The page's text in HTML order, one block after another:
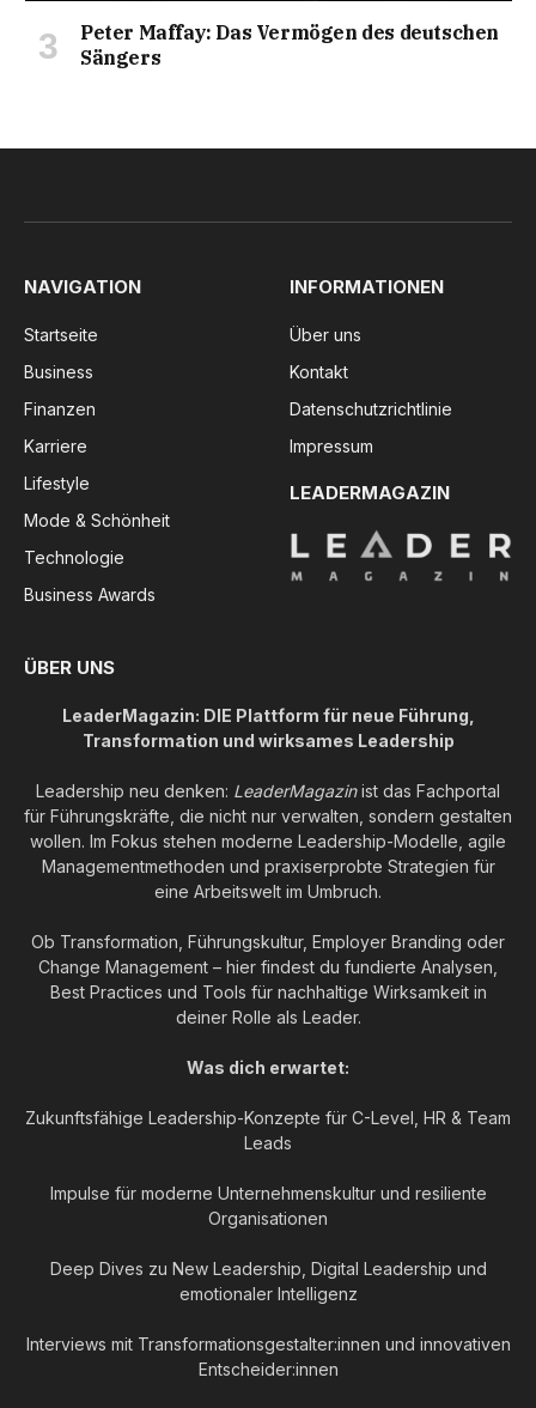
Peter Maffay: Das Vermögen des deutschen
Sängers
NAVIGATION
Startseite
Business
Finanzen
Karriere
Lifestyle
Mode & Schönheit
Technologie
Business Awards
INFORMATIONEN
Über uns
Kontakt
Datenschutzrichtlinie
Impressum
LEADERMAGAZIN
ÜBER UNS
LeaderMagazin: DIE Plattform für neue Führung,
Transformation und wirksames Leadership
Leadership neu denken: LeaderMagazinist das Fachportal
für Führungskräfte, die nicht nur verwalten, sondern gestalten
wollen. Im Fokus stehen moderne Leadership-Modelle, agile
Managementmethoden und praxiserprobte Strategien für
eine Arbeitswelt im Umbruch.
Ob Transformation, Führungskultur, Employer Branding oder
Change Management – hier findest du fundierte Analysen,
Best Practices und Tools für nachhaltige Wirksamkeit in
deiner Rolle als Leader.
Was dich erwartet:
Zukunftsfähige Leadership-Konzepte für C-Level, HR & Team
Leads
Impulse für moderne Unternehmenskultur und resiliente
Organisationen
Deep Dives zu New Leadership, Digital Leadership und
emotionaler Intelligenz
Interviews mit Transformationsgestalter:innen und innovativen
Entscheider:innen